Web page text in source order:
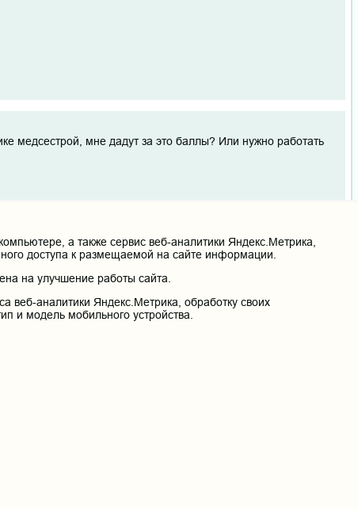
медсестрой, мне дадут за это баллы? Или нужно работать
2023 году хотел поступать в ординатуру, но
для того чтобы пересдать тест для поступления? И могу
а также сервис веб-аналитики Яндекс.Метрика,
доступа к размещаемой на сайте информации.
на улучшение работы сайта.
веб-аналитики Яндекс.Метрика, обработку своих
и модель мобильного устройства.